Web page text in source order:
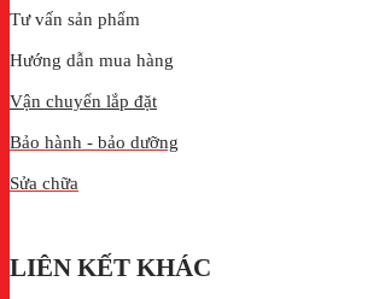
Tư vấn sản phẩm
Hướng dẫn mua hàng
Vận chuyển lắp đặt
Bảo hành - bảo dưỡng
Sửa chữa
LIÊN KẾT KHÁC